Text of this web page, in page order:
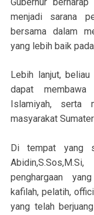
Gubernur
menjadi sarana
bersama dalam
yang lebih baik
Lebih lanjut,
dapat membawa
Islamiyah, serta
masyarakat
Di tempat yang
penghargaan
kafilah, pelatih,
yang telah